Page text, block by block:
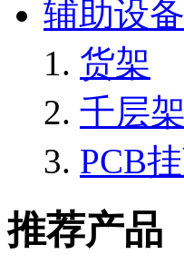
辅助设备
货架
千层架
PCB
推荐产品